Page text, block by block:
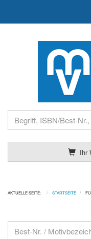
Ihr
AKTUELLE SEITE: STARTSEITE